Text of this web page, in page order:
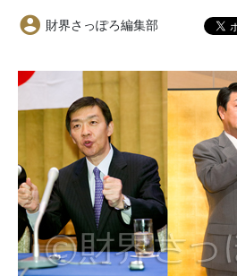
財界さっぽろ編集部